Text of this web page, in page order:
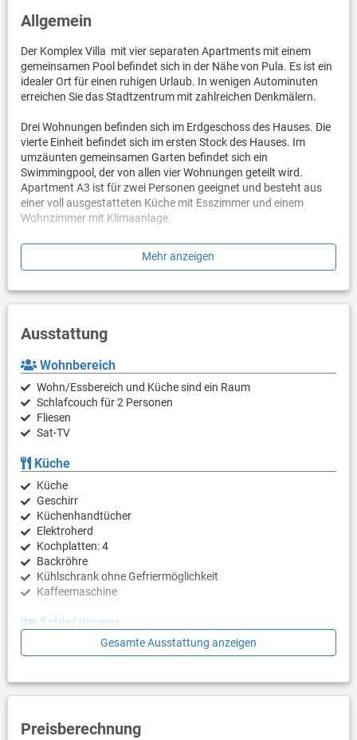
Allgemein
Der Komplex Villa mit vier separaten Apartments mit einem
gemeinsamen Pool befindet sich in der Nähe von Pula. Es ist ein
idealer Ort für einen ruhigen Urlaub. In wenigen Autominuten
erreichen Sie das Stadtzentrum mit zahlreichen Denkmälern.
Drei Wohnungen befinden sich im Erdgeschoss des Hauses. Die
vierte Einheit befindet sich im ersten Stock des Hauses. Im
umzäunten gemeinsamen Garten befindet sich ein
Swimmingpool, der von allen vier Wohnungen geteilt wird.
Apartment A3 ist für zwei Personen geeignet und besteht aus
einer voll ausgestatteten Küche mit Esszimmer und einem
Wohnzimmer mit Klimaanlage.
Es hat ein Schlafzimmer mit Doppelbett und ein Badezimmer mit
Dusche. Im Hof können die Gäste den Gemeinschaftspool sowie
Mehr anzeigen
Ausstattung
Wohnbereich
Wohn/Essbereich und Küche sind ein Raum
Schlafcouch für 2 Personen
Fliesen
Sat-TV
Küche
Küche
Geschirr
Küchenhandtücher
Elektroherd
Kochplatten: 4
Backröhre
Kühlschrank ohne Gefriermöglichkeit
Kaffeemaschine
Schlafzimmer
Schlafzimmer mit Doppelbett, Fliesen
Bad mit WC, Dusche
Balkon & Terrasse
Gesamte Ausstattung anzeigen
Preisberechnung